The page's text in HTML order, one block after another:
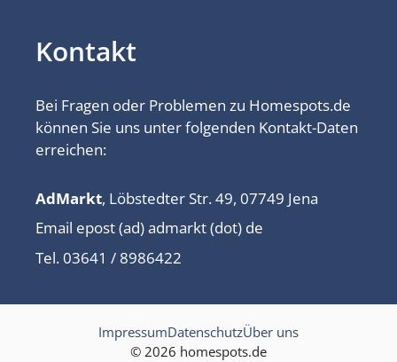
Kontakt
Bei Fragen oder Problemen zu Homespots.de
können Sie uns unter folgenden Kontakt-Daten
erreichen:
AdMarkt, Löbstedter Str. 49, 07749 Jena
Email epost (ad) admarkt (dot) de
Tel. 03641 / 8986422
© 2026 homespots.de
ImpressumDatenschutzÜber uns